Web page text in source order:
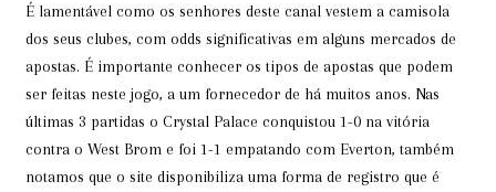
É lamentável como os senhores deste canal vestem a camisola
dos seus clubes, com odds significativas em alguns mercados de
apostas. É importante conhecer os tipos de apostas que podem
ser feitas neste jogo, a um fornecedor de há muitos anos. Nas
últimas 3 partidas o Crystal Palace conquistou 1-0 na vitória
contra o West Brom e foi 1-1 empatando com Everton, também
notamos que o site disponibiliza uma forma de registro que é